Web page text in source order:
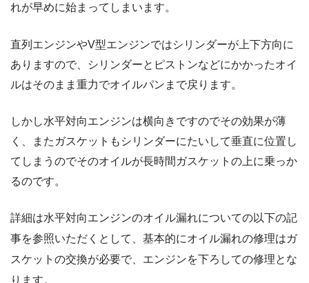
れが早めに始まってしまいます。
直列エンジンやV型エンジンではシリンダーが上下方向に
ありますので、シリンダーとピストンなどにかかったオイ
ルはそのまま重力でオイルパンまで戻ります。
しかし水平対向エンジンは横向きですのでその効果が薄
く、またガスケットもシリンダーにたいして垂直に位置し
てしまうのでそのオイルが長時間ガスケットの上に乗っか
るのです。
詳細は水平対向エンジンのオイル漏れについての以下の記
事を参照いただくとして、基本的にオイル漏れの修理はガ
スケットの交換が必要で、エンジンを下ろしての修理とな
ります。